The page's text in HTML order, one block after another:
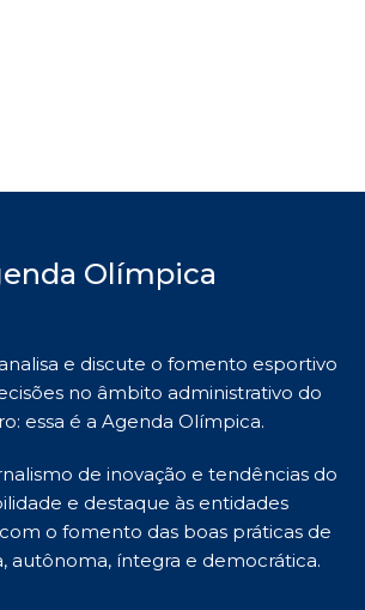
Olímpica
e discute o fomento esportivo
no âmbito administrativo do
essa é a Agenda Olímpica.
de inovação e tendências do
e destaque às entidades
o fomento das boas práticas de
autônoma, íntegra e democrática.